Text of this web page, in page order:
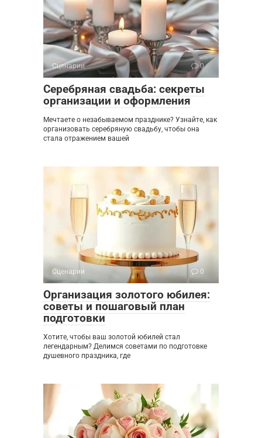
Сценарии 0
Серебряная свадьба: секреты
организации и оформления
Мечтаете о незабываемом празднике? Узнайте, как
организовать серебряную свадьбу, чтобы она
стала отражением вашей
Сценарии 0
Организация золотого юбилея:
советы и пошаговый план
подготовки
Хотите, чтобы ваш золотой юбилей стал
легендарным? Делимся советами по подготовке
душевного праздника, где